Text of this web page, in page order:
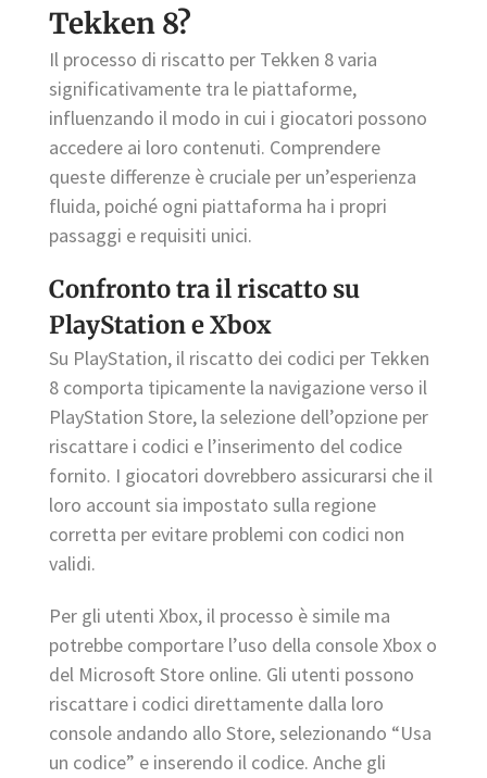
Tekken 8?
Il processo di riscatto per Tekken 8 varia
significativamente tra le piattaforme,
influenzando il modo in cui i giocatori possono
accedere ai loro contenuti. Comprendere
queste differenze è cruciale per un’esperienza
fluida, poiché ogni piattaforma ha i propri
passaggi e requisiti unici.
Confronto tra il riscatto su
PlayStation e Xbox
Su PlayStation, il riscatto dei codici per Tekken
8 comporta tipicamente la navigazione verso il
PlayStation Store, la selezione dell’opzione per
riscattare i codici e l’inserimento del codice
fornito. I giocatori dovrebbero assicurarsi che il
loro account sia impostato sulla regione
corretta per evitare problemi con codici non
validi.
Per gli utenti Xbox, il processo è simile ma
potrebbe comportare l’uso della console Xbox o
del Microsoft Store online. Gli utenti possono
riscattare i codici direttamente dalla loro
console andando allo Store, selezionando “Usa
un codice” e inserendo il codice. Anche gli